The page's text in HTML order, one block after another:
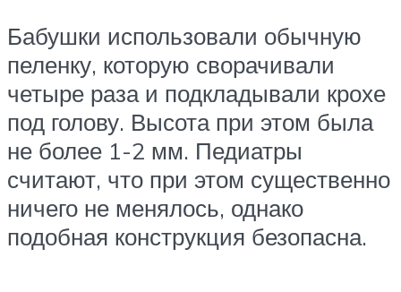
Бабушки использовали обычную
пеленку, которую сворачивали
четыре раза и подкладывали крохе
под голову. Высота при этом была
не более 1-2 мм. Педиатры
считают, что при этом существенно
ничего не менялось, однако
подобная конструкция безопасна.